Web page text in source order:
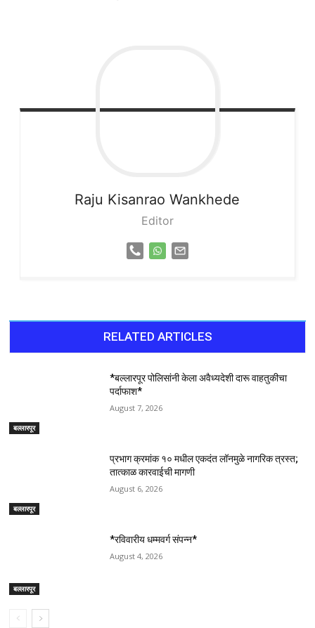
Raju Kisanrao Wankhede
Editor
RELATED ARTICLES
बल्लारपूर
*बल्लारपूर पोलिसांनी केला अवैध्यदेशी दारू वाहतुकीचा
पर्दाफाश*
August 7, 2026
बल्लारपूर
प्रभाग क्रमांक १० मधील एकदंत लॉनमुळे नागरिक त्रस्त;
तात्काळ कारवाईची मागणी
August 6, 2026
बल्लारपूर
*रविवारीय धम्मवर्ग संपन्न*
August 4, 2026